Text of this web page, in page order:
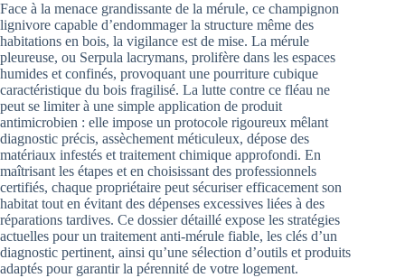
Face à la menace grandissante de la mérule, ce champignon
lignivore capable d’endommager la structure même des
habitations en bois, la vigilance est de mise. La mérule
pleureuse, ou Serpula lacrymans, prolifère dans les espaces
humides et confinés, provoquant une pourriture cubique
caractéristique du bois fragilisé. La lutte contre ce fléau ne
peut se limiter à une simple application de produit
antimicrobien : elle impose un protocole rigoureux mêlant
diagnostic précis, assèchement méticuleux, dépose des
matériaux infestés et traitement chimique approfondi. En
maîtrisant les étapes et en choisissant des professionnels
certifiés, chaque propriétaire peut sécuriser efficacement son
habitat tout en évitant des dépenses excessives liées à des
réparations tardives. Ce dossier détaillé expose les stratégies
actuelles pour un traitement anti-mérule fiable, les clés d’un
diagnostic pertinent, ainsi qu’une sélection d’outils et produits
adaptés pour garantir la pérennité de votre logement.